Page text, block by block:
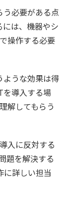
必要がある点
は、機器やシ
操作する必要
ような効果は得
を導入する場
解してもらう
入に反対する
題を解決する
に詳しい担当